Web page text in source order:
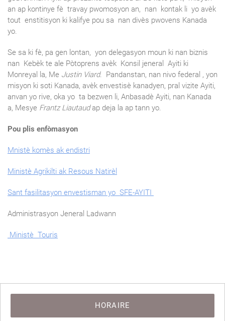
an ap kontinye fè travay pwomosyon an, nan kontak li yo avèk
tout enstitisyon ki kalifye pou sa nan divès pwovens Kanada
yo.
Se sa ki fè, pa gen lontan, yon delegasyon moun ki nan biznis
nan Kebèk te ale Pòtoprens avèk Konsil jeneral Ayiti ki
Monreyal la, Me Justin Viard. Pandanstan, nan nivo federal , yon
misyon ki soti Kanada, avèk envestisè kanadyen, pral vizite Ayiti,
anvan yo rive, oka yo ta bezwen li, Anbasadè Ayiti, nan Kanada
a, Mesye Frantz Liautaudap deja la ap tann yo.
Pou plis enfòmasyon
Mnistè komès ak endistri
Ministè Agrikilti ak Resous Natirèl
Sant fasilitasyon envestisman yo SFE-AYITI
Administrasyon Jeneral Ladwann
Ministè Touris
HORAIRE